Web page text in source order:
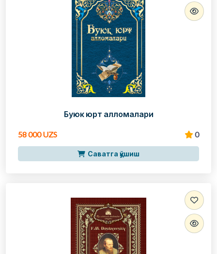
Буюк юрт алломалари
58 000 UZS 0
Саватга қўшиш